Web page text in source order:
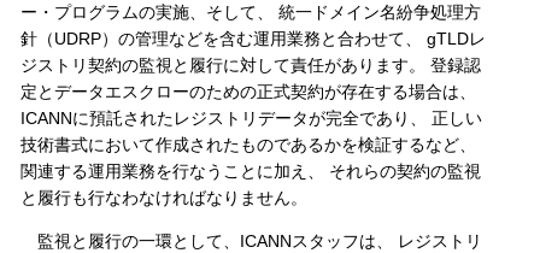
ー・プログラムの実施、そして、 統一ドメイン名紛争処理方
針（UDRP）の管理などを含む運用業務と合わせて、 gTLDレ
ジストリ契約の監視と履行に対して責任があります。 登録認
定とデータエスクローのための正式契約が存在する場合は、
ICANNに預託されたレジストリデータが完全であり、 正しい
技術書式において作成されたものであるかを検証するなど、
関連する運用業務を行なうことに加え、 それらの契約の監視
と履行も行なわなければなりません。
監視と履行の一環として、ICANNスタッフは、 レジストリ